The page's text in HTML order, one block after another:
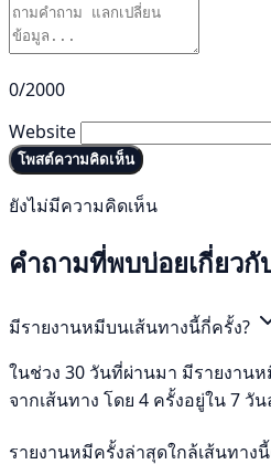
0/2000
Website
โพสต์ความคิดเห็น
ยังไม่มีความคิดเห็น
คำถามที่พบบ่อยเกี่ยวกั
มีรายงานหมีบนเส้นทางนี้กี่ครั้ง?
ในช่วง 30 วันที่ผ่านมา มีรายงาน
จากเส้นทาง โดย 4 ครั้งอยู่ใน 7 วั
รายงานหมีครั้งล่าสุดใกล้เส้นทาง